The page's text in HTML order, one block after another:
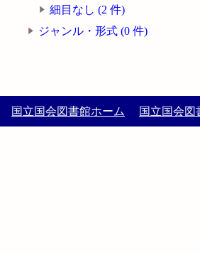
細目なし (2 件)
ジャンル・形式 (0 件)
国立国会図書館ホーム 国立国会図